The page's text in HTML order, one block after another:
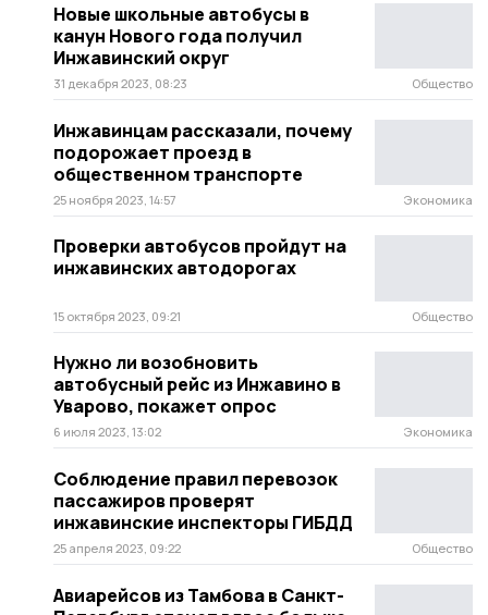
Новые школьные автобусы в
канун Нового года получил
Инжавинский округ
31 декабря 2023, 08:23 Общество
Инжавинцам рассказали, почему
подорожает проезд в
общественном транспорте
25 ноября 2023, 14:57 Экономика
Проверки автобусов пройдут на
инжавинских автодорогах
15 октября 2023, 09:21 Общество
Нужно ли возобновить
автобусный рейс из Инжавино в
Уварово, покажет опрос
6 июля 2023, 13:02 Экономика
Соблюдение правил перевозок
пассажиров проверят
инжавинские инспекторы ГИБДД
25 апреля 2023, 09:22 Общество
Авиарейсов из Тамбова в Санкт-